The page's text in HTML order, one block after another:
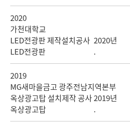
2020
가천대학교
LED전광판 제작설치공사 2020년
LED전광판
.
2019
MG새마을금고 광주전남지역본부
옥상광고탑 설치제작 공사2019년
옥상광고탑
.